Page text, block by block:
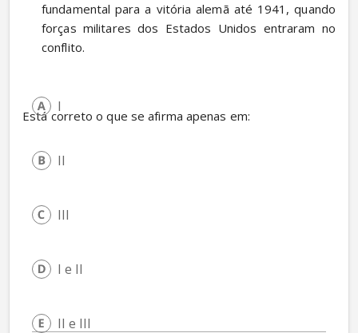
fundamental para a vitória alemã até 1941, quando
forças militares dos Estados Unidos entraram no
conflito.
Está correto o que se afirma apenas em:
I
II
III
I e II
II e III